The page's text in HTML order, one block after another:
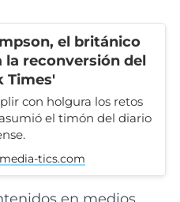
el británico
la reconversión del
Times'
con holgura los retos
el timón del diario
tics.com